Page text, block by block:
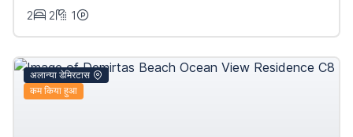
2
2 1
अलान्या डेमिरटास
कम किया हुआ